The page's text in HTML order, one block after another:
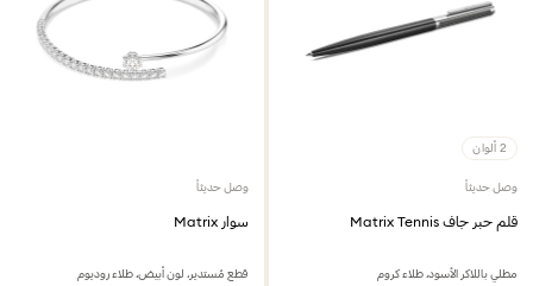
2 ألوان
وصل حديثاً
قلم حبر جاف Matrix Tennis
مطلي باللاكر الأسود، طلاء كروم
وصل حديثاً
سوار Matrix
قطع مُستدير، لون أبيض، طلاء روديوم